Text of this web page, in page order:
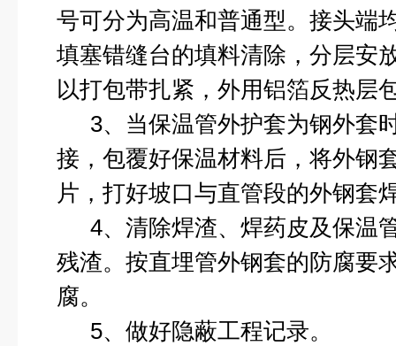
号可分为高温和普通型。接头端
填塞错缝台的填料清除，分层安
以打包带扎紧，外用铝箔反热层
3、当保温管外护套为钢外套
接，包覆好保温材料后，将外钢
片，打好坡口与直管段的外钢套
4、清除焊渣、焊药皮及保温
残渣。按直埋管外钢套的防腐要
腐。
5、做好隐蔽工程记录。